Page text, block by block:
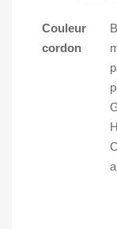
Couleur
cordon